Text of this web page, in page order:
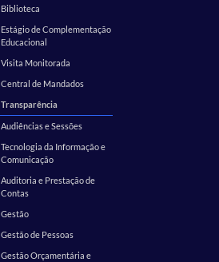
Biblioteca
Estágio de Complementação
Educacional
Visita Monitorada
Central de Mandados
Transparência
Audiências e Sessões
Tecnologia da Informação e
Comunicação
Auditoria e Prestação de
Contas
Gestão
Gestão de Pessoas
Gestão Orçamentária e